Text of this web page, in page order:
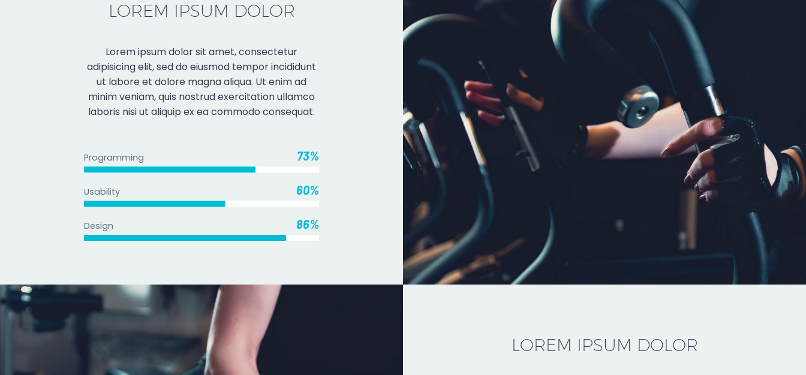
LOREM IPSUM DOLOR
Lorem ipsum dolor sit amet, consectetur
adipisicing elit, sed do eiusmod tempor incididunt
ut labore et dolore magna aliqua. Ut enim ad
minim veniam, quis nostrud exercitation ullamco
laboris nisi ut aliquip ex ea commodo consequat.
Programming 73%
Usability 60%
Design 86%
LOREM IPSUM DOLOR